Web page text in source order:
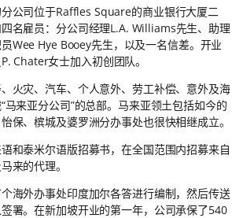
公司位于Raffles Square的商业银行大厦二
名雇员：分公司经理L.A. Williams先生、助理
Wee Hye Booey先生，以及一名信差。开业
Chater女士加入初创团队。
火灾、汽车、个人意外、劳工补偿、意外及海
马来亚分公司”的总部。马来亚领土包括如今的
保、槟城及婆罗洲分办事处也很快相继成立。
和泰米尔语版招募书，在全国范围内招募来自
来的代理。
海外办事处印度加尔各答进行编制，然后传送
署。在新加坡开业的第一年，公司承保了540